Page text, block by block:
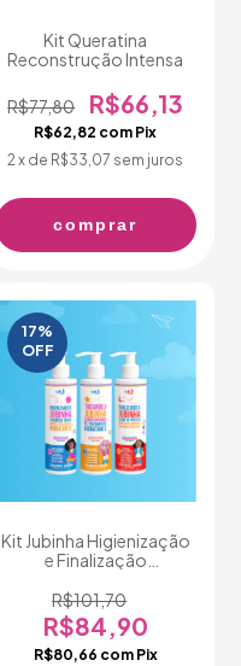
Kit Queratina
Reconstrução Intensa
R$77,80 R$66,13
R$62,82 com Pix
2 x de R$33,07 sem juros
comprar
17%
OFF
Kit Jubinha Higienização
e Finalização
R$101,70
R$84,90
R$80,66 com Pix